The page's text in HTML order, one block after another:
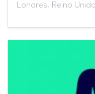
Londres, Reino Unido